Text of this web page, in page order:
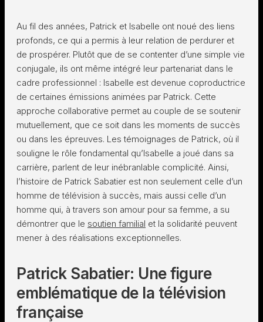
Au fil des années, Patrick et Isabelle ont noué des liens
profonds, ce qui a permis à leur relation de perdurer et
de prospérer. Plutôt que de se contenter d’une simple vie
conjugale, ils ont même intégré leur partenariat dans le
cadre professionnel : Isabelle est devenue coproductrice
de certaines émissions animées par Patrick. Cette
approche collaborative permet au couple de se soutenir
mutuellement, que ce soit dans les moments de succès
ou dans les épreuves. Les témoignages de Patrick, où il
souligne le rôle fondamental qu’Isabelle a joué dans sa
carrière, parlent de leur inébranlable complicité. Ainsi,
l’histoire de Patrick Sabatier est non seulement celle d’un
homme de télévision à succès, mais aussi celle d’un
homme qui, à travers son amour pour sa femme, a su
démontrer que le soutien familial et la solidarité peuvent
mener à des réalisations exceptionnelles.
Patrick Sabatier: Une figure
emblématique de la télévision
française